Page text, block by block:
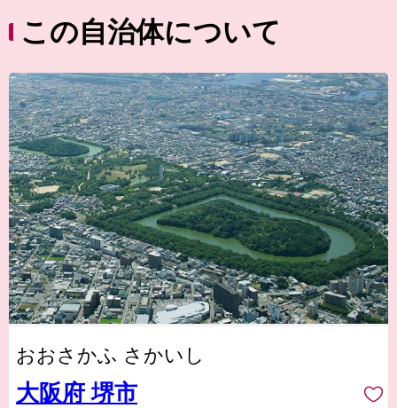
この自治体について
おおさかふ さかいし
大阪府 堺市